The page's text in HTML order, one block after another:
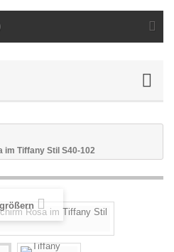
im Tiffany Stil S40-102